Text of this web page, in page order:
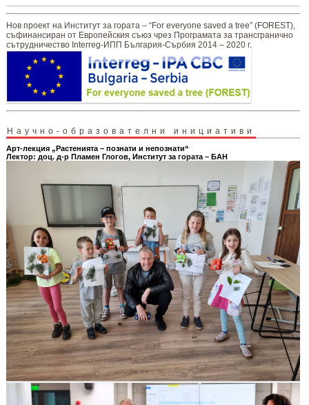
Нов проект на Институт за гората – “For everyone saved a tree” (FOREST),
съфинансиран от Европейския съюз чрез Програмата за трансгранично
сътрудничество Interreg-ИПП България-Сърбия 2014 – 2020 г.
Научно-образователни инициативи
Арт-лекция „Растенията – познати и непознати“
Лектор: доц. д-р Пламен Глогов, Институт за гората – БАН